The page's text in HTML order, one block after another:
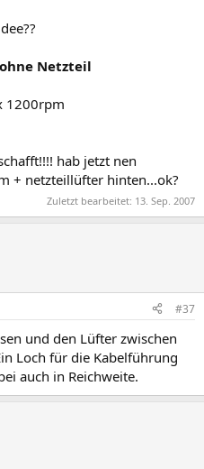
Netzteil
1200rpm
hab jetzt nen
+ netzteillüfter hinten...ok?
Zuletzt bearbeitet: 13. Sep. 2007
#37
und den Lüfter zwischen
Loch für die Kabelführung
auch in Reichweite.